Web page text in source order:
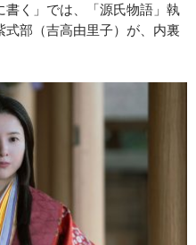
く」では、「源氏物語」執
部（吉高由里子）が、内裏